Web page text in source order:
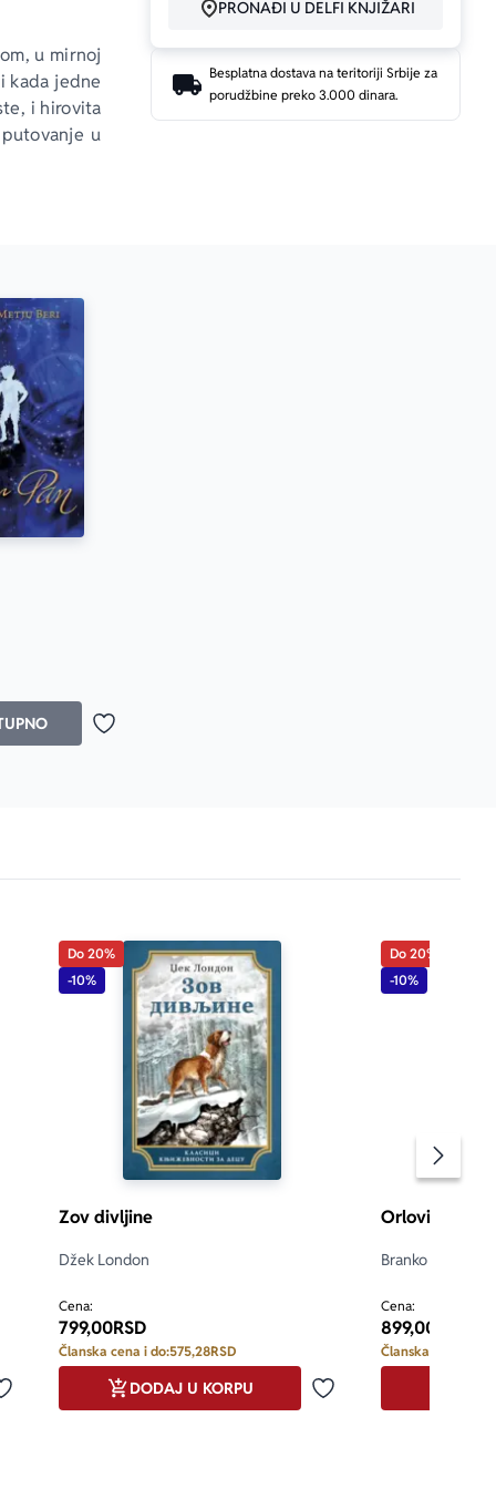
u mirnoj
kada jedne
i hirovita
u
štivom
PRONAĐI U DELFI KNJIŽARI
Besplatna dostava na teritoriji Srbije za
porudžbine preko 3.000 dinara.
Dodaj u omiljene
Dodaj u omiljene
Do 20%
-10%
Zov divljine
Džek London
Cena:
799,00RSD
Članska cena i do:575,28RSD
Dodaj u omiljene
DODAJ U KORPU
Do 20%
-10%
Orlovi rano
Branko Ćopić
Cena:
899,00
Članska cena i do: